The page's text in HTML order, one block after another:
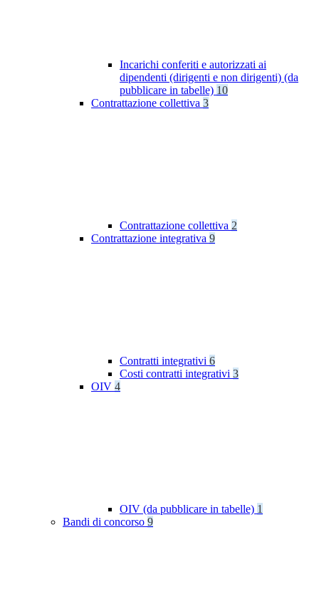
Incarichi conferiti e autorizzati ai
dipendenti (dirigenti e non dirigenti) (da
pubblicare in tabelle) 10
Contrattazione collettiva 3
Contrattazione collettiva 2
Contrattazione integrativa 9
Contratti integrativi 6
Costi contratti integrativi 3
OIV 4
OIV (da pubblicare in tabelle) 1
Bandi di concorso 9